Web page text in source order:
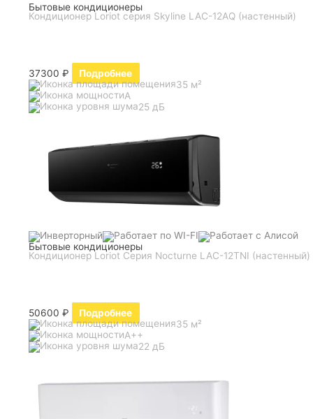
Бытовые кондиционеры
Кондиционер Loriot серия Skyline LAC-12AQ (настенный)
37300₽
Подробнее
35 м²
A
25 дБ
Бытовые кондиционеры
Кондиционер Loriot Серия Nocturne LAC-12TNI (настенный)
50600₽
Подробнее
35 м²
A++
22 дБ